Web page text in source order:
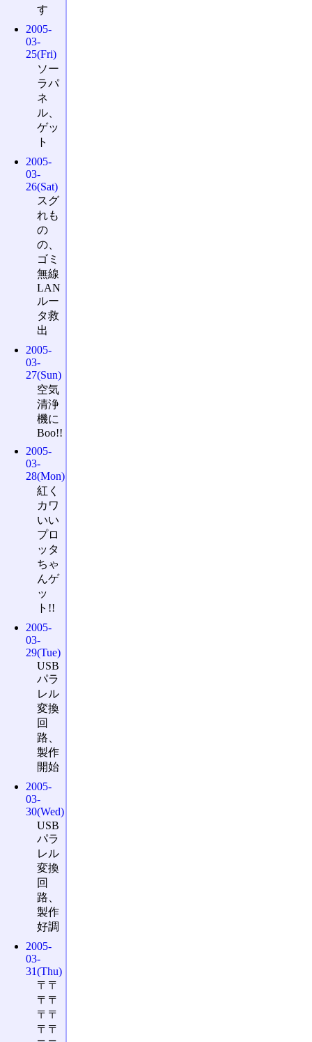
す
2005-
03-
25(Fri)
ソー
ラパ
ネ
ル、
ゲッ
ト
2005-
03-
26(Sat)
スグ
れも
の
の、
ゴミ
無線
LAN
ルー
タ救
出
2005-
03-
27(Sun)
空気
清浄
機に
Boo!!
2005-
03-
28(Mon)
紅く
カワ
いい
プロ
ッタ
ちゃ
んゲ
ッ
ト!!
2005-
03-
29(Tue)
USB
パラ
レル
変換
回
路、
製作
開始
2005-
03-
30(Wed)
USB
パラ
レル
変換
回
路、
製作
好調
2005-
03-
31(Thu)
〒〒
〒〒
〒〒
〒〒